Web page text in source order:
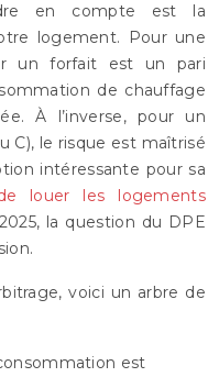
en compte est la
logement. Pour une
un forfait est un pari
de chauffage
À l’inverse, pour un
C), le risque est maîtrisé
intéressante pour sa
louer les logements
la question du DPE
voici un arbre de
est